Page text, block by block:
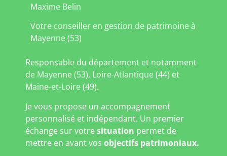
Maxime Belin
Votre conseiller en gestion de patrimoine à
Mayenne (53)
Responsable du département et notamment
de Mayenne (53), Loire-Atlantique (44) et
Maine-et-Loire (49).
Je vous propose un accompagnement
personnalisé et indépendant. Un premier
échange sur votresituation permet de
mettre en avant vos objectifs patrimoniaux.